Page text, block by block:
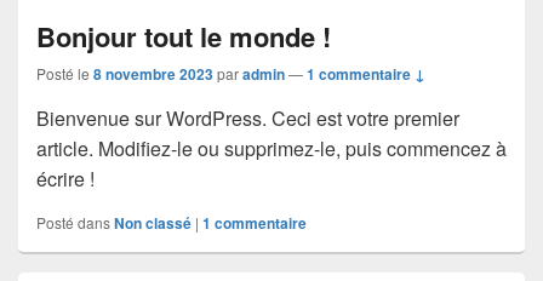
Bonjour tout le monde !
Posté le 8 novembre 2023paradmin—1 commentaire ↓
Bienvenue sur WordPress. Ceci est votre premier
article. Modifiez-le ou supprimez-le, puis commencez à
écrire !
Posté dansNon classé | 1 commentaire